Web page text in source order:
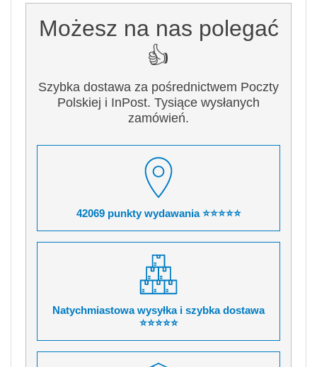
Możesz na nas polegać
👍
Szybka dostawa za pośrednictwem Poczty
Polskiej i InPost. Tysiące wysłanych
zamówień.
42069 punkty wydawania ⭐⭐⭐⭐⭐
Natychmiastowa wysyłka i szybka dostawa
⭐⭐⭐⭐⭐